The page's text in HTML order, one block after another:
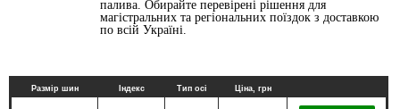
палива. Обирайте перевірені рішення для
магістральних та регіональних поїздок з доставкою
по всій Україні.
Размір шин Індекс Тип осі Ціна, грн